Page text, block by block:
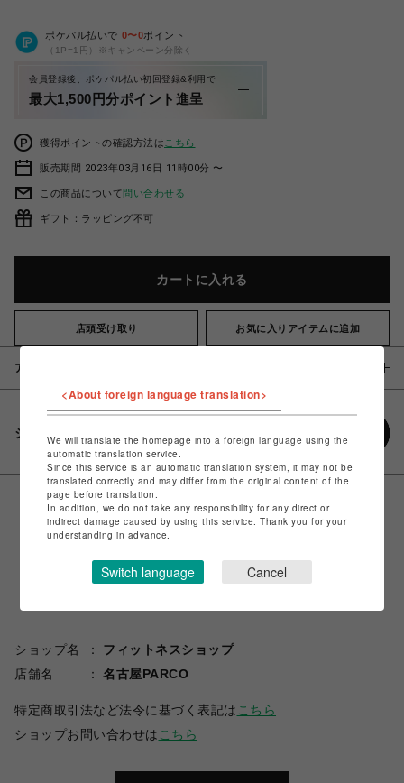
ポケパル払いで 0〜0ポイント
（1P=1円）※キャンペーン分除く
会員登録後、ポケパル払い初回登録&利用で
最大1,500円分ポイント進呈
獲得ポイントの確認方法は こちら
販売期間 2023年03月16日 11時00分 〜
この商品について問い合わせる
ギフト：ラッピング不可
カートに入れる
店頭受け取り お気に入りアイテムに追加
アイテム説明 / 素材
シェアする
ショップ名
フィットネスショップ
店舗名
名古屋PARCO
特定商取引法など法令に基づく表記は こちら
ショップお問い合わせは こちら
<About foreign language translation>
We will translate the homepage into a foreign language using the
automatic translation service.
Since this service is an automatic translation system, it may not be
translated correctly and may differ from the original content of the
page before translation.
In addition, we do not take any responsibility for any direct or
indirect damage caused by using this service. Thank you for your
understanding in advance.
Switch language Cancel